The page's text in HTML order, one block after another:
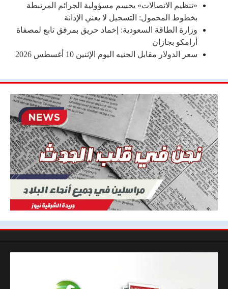
«تنظيم الاتصالات» يحسم مسؤولية الجرائم المرتبطة
بخطوط المحمول: التسجيل لا يعني الإدانة
وزارة الطاقة السعودية: إخماد حريق بمرفق تابع لمصفاة
أرامكو بجازان
سعر الدولار مقابل الجنيه اليوم الإثنين 10 أغسطس 2026